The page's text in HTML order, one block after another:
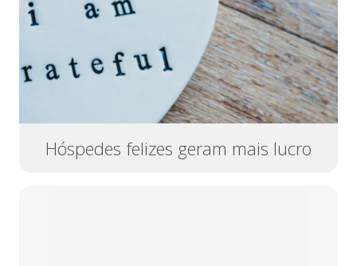
Hóspedes felizes geram mais lucro